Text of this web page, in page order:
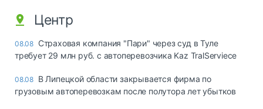
Центр
08.08 Страховая компания "Пари" через суд в Туле
требует 29 млн руб. с автоперевозчика Kaz TralServiece
08.08 В Липецкой области закрывается фирма по
грузовым автоперевозкам после полутора лет убытков